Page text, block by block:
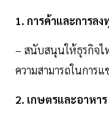
1. การค้าและการลง
– สนับสนุนให้ธุรกิจไ
ความสามารถในการ
2. เกษตรและอาหาร